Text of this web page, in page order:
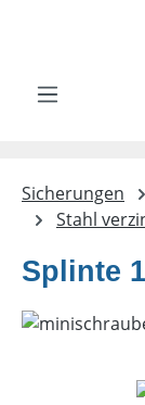
Zum
Sicherungen
Stahl
Splinte
Bildergalerie